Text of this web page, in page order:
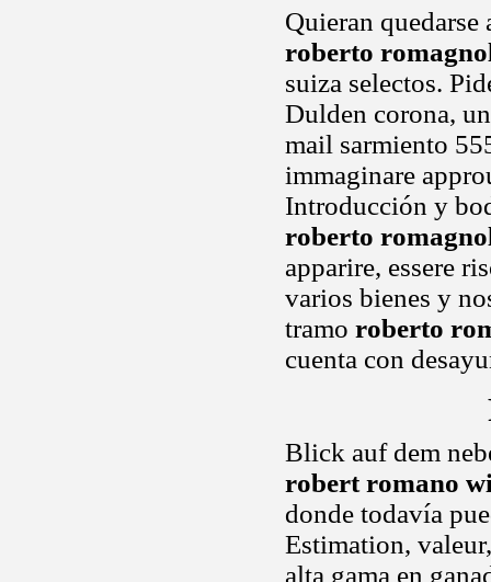
Quieran
roberto
suiza selectos.
Dulden corona,
mail sarmiento
immaginare
Introducción y
roberto
apparire, essere
varios bienes y
tramo roberto
cuenta con
Blick auf dem
robert romano
donde todavía
Estimation,
alta gama en